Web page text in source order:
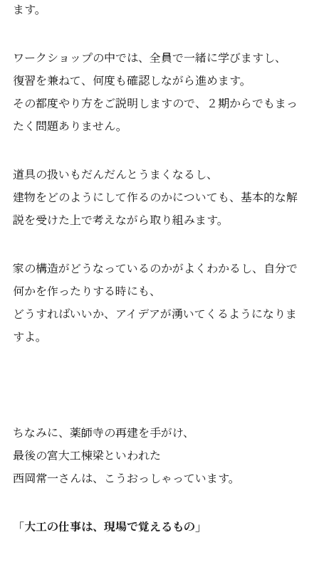
ます。
ワークショップの中では、全員で一緒に学びますし、
復習を兼ねて、何度も確認しながら進めます。
その都度やり方をご説明しますので、２期からでもまっ
たく問題ありません。
道具の扱いもだんだんとうまくなるし、
建物をどのようにして作るのかについても、基本的な解
説を受けた上で考えながら取り組みます。
家の構造がどうなっているのかがよくわかるし、自分で
何かを作ったりする時にも、
どうすればいいか、アイデアが湧いてくるようになりま
すよ。
ちなみに、薬師寺の再建を手がけ、
最後の宮大工棟梁といわれた
西岡常一さんは、こうおっしゃっています。
「大工の仕事は、現場で覚えるもの」